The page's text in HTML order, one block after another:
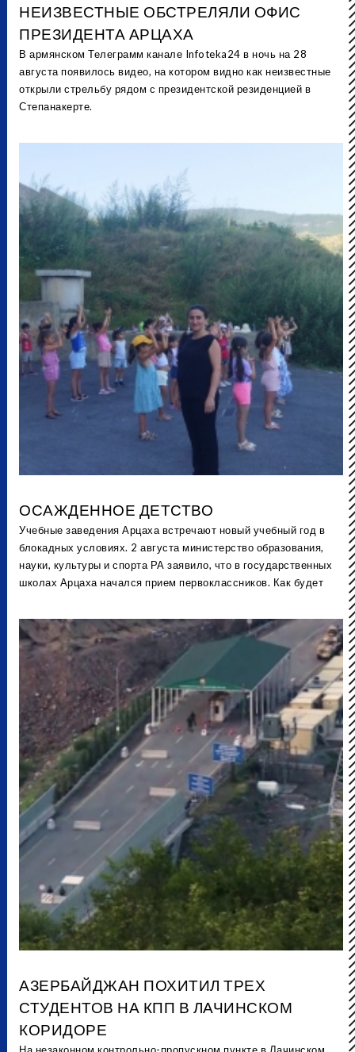
НЕИЗВЕСТНЫЕ ОБСТРЕЛЯЛИ ОФИС
ПРЕЗИДЕНТА АРЦАХА
В армянском Телеграмм канале Infoteka24 в ночь на 28
августа появилось видео, на котором видно как неизвестные
открыли стрельбу рядом с президентской резиденцией в
Степанакерте.
ОСАЖДЕННОЕ ДЕТСТВО
Учебные заведения Арцаха встречают новый учебный год в
блокадных условиях. 2 августа министерство образования,
науки, культуры и спорта РА заявило, что в государственных
школах Арцаха начался прием первоклассников. Как будет
добираться до школы, смогут ли недоедающие дети посещать
занятия? Именно эти вопросы волнуют сегодня матерей
Арцаха.
АЗЕРБАЙДЖАН ПОХИТИЛ ТРЕХ
СТУДЕНТОВ НА КПП В ЛАЧИНСКОМ
КОРИДОРЕ